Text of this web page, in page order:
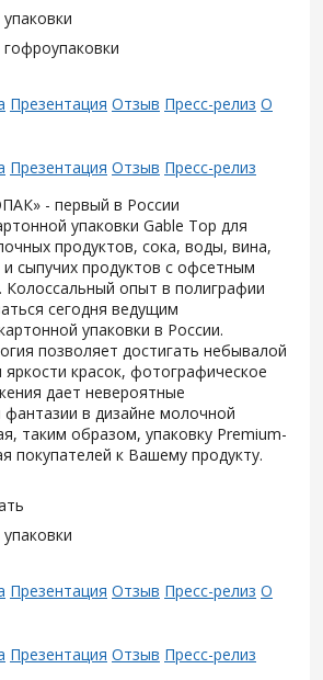
Презентация Отзыв Пресс-релиз О
Презентация Отзыв Пресс-релиз
- первый в России
упаковки Gable Top для
продуктов, сока, воды, вина,
сыпучих продуктов с офсетным
Колоссальный опыт в полиграфии
сегодня ведущим
упаковки в России.
позволяет достигать небывалой
яркости красок, фотографическое
дает невероятные
в дизайне молочной
таким образом, упаковку Premium-
покупателей к Вашему продукту.
Презентация Отзыв Пресс-релиз О
Презентация Отзыв Пресс-релиз